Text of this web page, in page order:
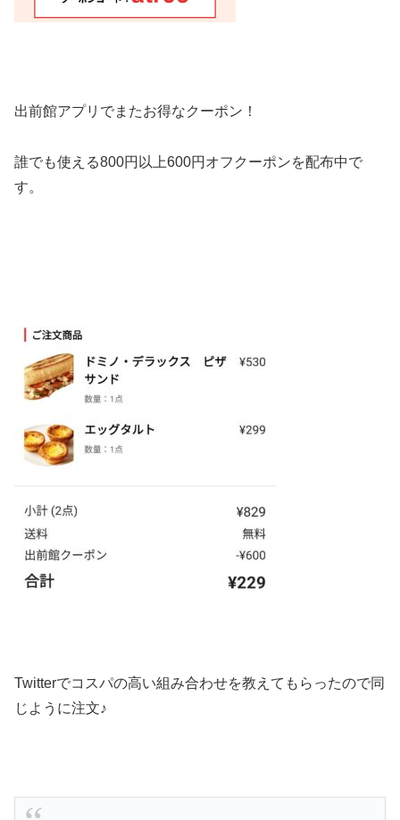
出前館アプリでまたお得なクーポン！
誰でも使える800円以上600円オフクーポンを配布中で
す。
Twitterでコスパの高い組み合わせを教えてもらったので同
じように注文♪